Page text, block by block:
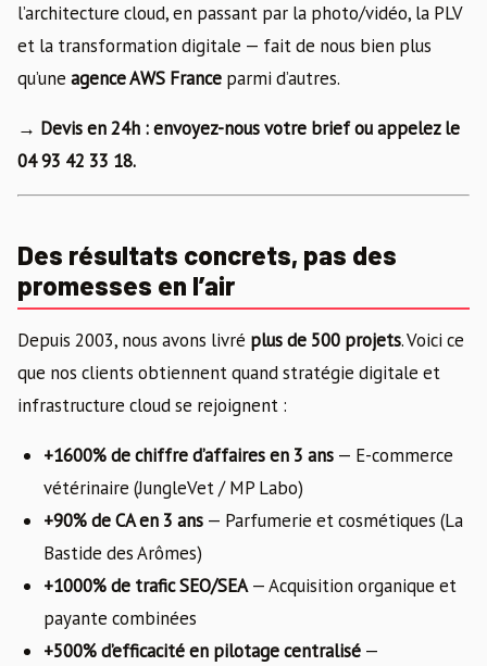
l’architecture cloud, en passant par la photo/vidéo, la PLV
et la transformation digitale — fait de nous bien plus
qu’une agence AWS France parmi d’autres.
→ Devis en 24h : envoyez-nous votre brief ou appelez le
04 93 42 33 18.
Des résultats concrets, pas des
promesses en l’air
Depuis 2003, nous avons livré plus de 500 projets. Voici ce
que nos clients obtiennent quand stratégie digitale et
infrastructure cloud se rejoignent :
+1600% de chiffre d’affaires en 3 ans — E-commerce
vétérinaire (JungleVet / MP Labo)
+90% de CA en 3 ans — Parfumerie et cosmétiques (La
Bastide des Arômes)
+1000% de trafic SEO/SEA— Acquisition organique et
payante combinées
+500% d’efficacité en pilotage centralisé —